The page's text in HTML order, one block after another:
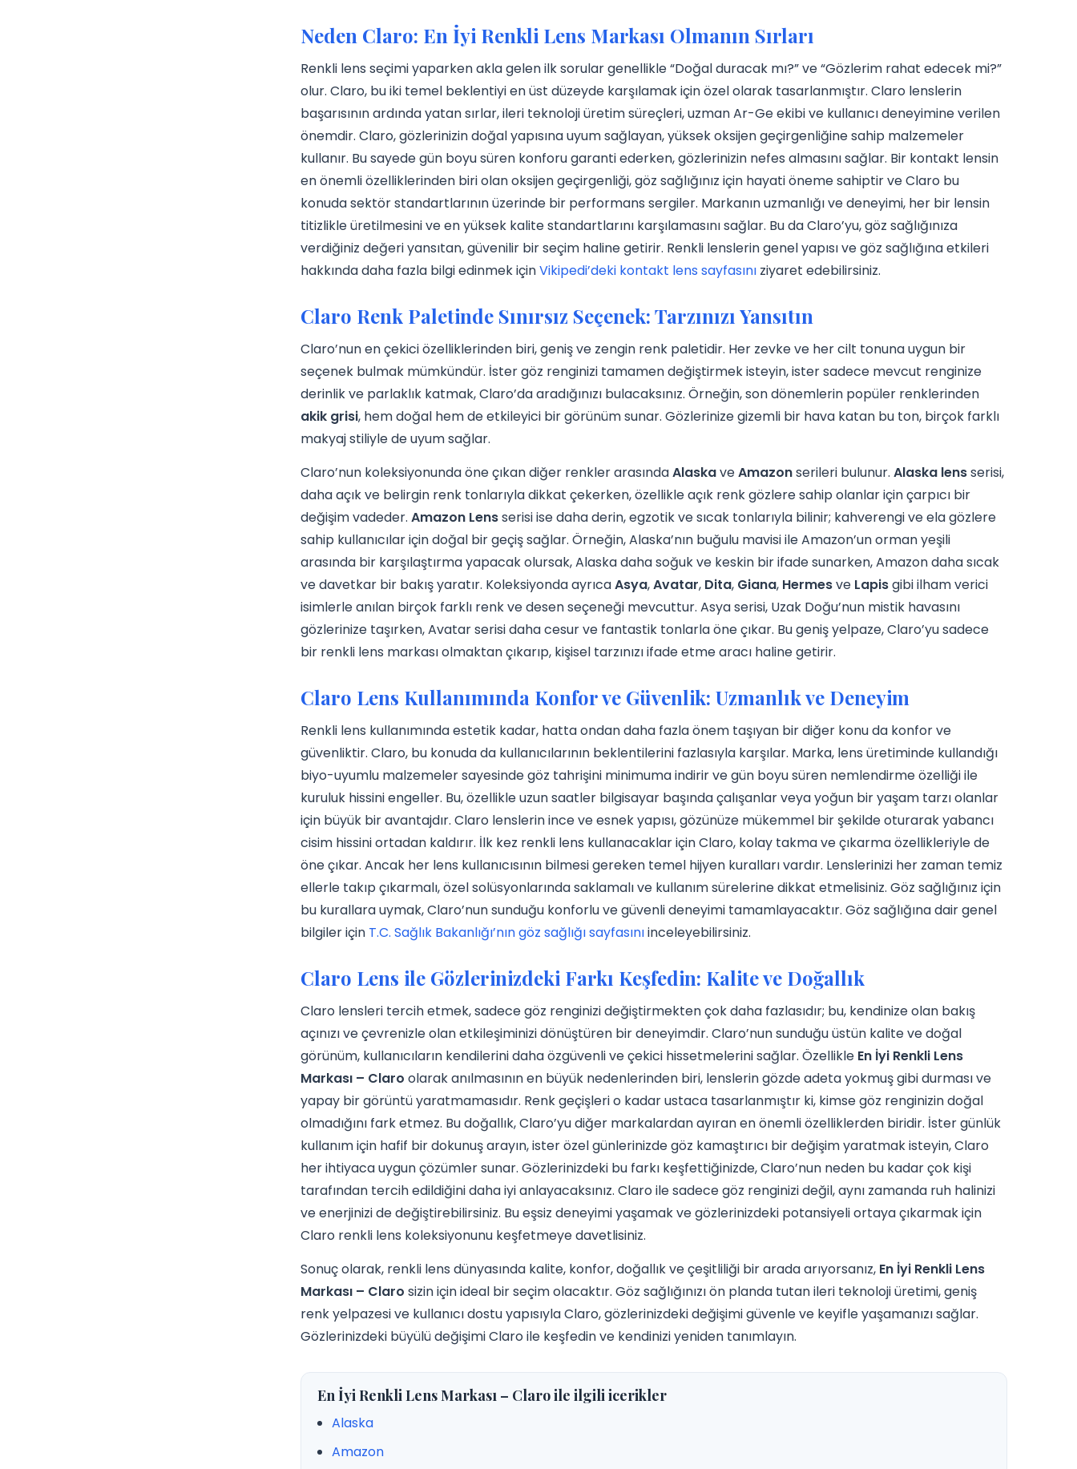
Neden Claro: En İyi Renkli Lens Markası Olmanın Sırları
Renkli lens seçimi yaparken akla gelen ilk sorular genellikle “Doğal duracak mı?” ve “Gözlerim rahat edecek mi?”
olur. Claro, bu iki temel beklentiyi en üst düzeyde karşılamak için özel olarak tasarlanmıştır. Claro lenslerin
başarısının ardında yatan sırlar, ileri teknoloji üretim süreçleri, uzman Ar-Ge ekibi ve kullanıcı deneyimine verilen
önemdir. Claro, gözlerinizin doğal yapısına uyum sağlayan, yüksek oksijen geçirgenliğine sahip malzemeler
kullanır. Bu sayede gün boyu süren konforu garanti ederken, gözlerinizin nefes almasını sağlar. Bir kontakt lensin
en önemli özelliklerinden biri olan oksijen geçirgenliği, göz sağlığınız için hayati öneme sahiptir ve Claro bu
konuda sektör standartlarının üzerinde bir performans sergiler. Markanın uzmanlığı ve deneyimi, her bir lensin
titizlikle üretilmesini ve en yüksek kalite standartlarını karşılamasını sağlar. Bu da Claro’yu, göz sağlığınıza
verdiğiniz değeri yansıtan, güvenilir bir seçim haline getirir. Renkli lenslerin genel yapısı ve göz sağlığına etkileri
hakkında daha fazla bilgi edinmek içinVikipedi’deki kontakt lens sayfasını ziyaret edebilirsiniz.
Claro Renk Paletinde Sınırsız Seçenek: Tarzınızı Yansıtın
Claro’nun en çekici özelliklerinden biri, geniş ve zengin renk paletidir. Her zevke ve her cilt tonuna uygun bir
seçenek bulmak mümkündür. İster göz renginizi tamamen değiştirmek isteyin, ister sadece mevcut renginize
derinlik ve parlaklık katmak, Claro’da aradığınızı bulacaksınız. Örneğin, son dönemlerin popüler renklerinden
akik grisi, hem doğal hem de etkileyici bir görünüm sunar. Gözlerinize gizemli bir hava katan bu ton, birçok farklı
makyaj stiliyle de uyum sağlar.
Claro’nun koleksiyonunda öne çıkan diğer renkler arasındaAlaskaveAmazonserileri bulunur. Alaska lensserisi,
daha açık ve belirgin renk tonlarıyla dikkat çekerken, özellikle açık renk gözlere sahip olanlar için çarpıcı bir
değişim vadeder. Amazon Lensserisi ise daha derin, egzotik ve sıcak tonlarıyla bilinir; kahverengi ve ela gözlere
sahip kullanıcılar için doğal bir geçiş sağlar. Örneğin, Alaska’nın buğulu mavisi ile Amazon’un orman yeşili
arasında bir karşılaştırma yapacak olursak, Alaska daha soğuk ve keskin bir ifade sunarken, Amazon daha sıcak
ve davetkar bir bakış yaratır. Koleksiyonda ayrıcaAsya,Avatar, Dita, Giana, Hermesve Lapisgibi ilham verici
isimlerle anılan birçok farklı renk ve desen seçeneği mevcuttur. Asya serisi, Uzak Doğu’nun mistik havasını
gözlerinize taşırken, Avatar serisi daha cesur ve fantastik tonlarla öne çıkar. Bu geniş yelpaze, Claro’yu sadece
bir renkli lens markası olmaktan çıkarıp, kişisel tarzınızı ifade etme aracı haline getirir.
Claro Lens Kullanımında Konfor ve Güvenlik: Uzmanlık ve Deneyim
Renkli lens kullanımında estetik kadar, hatta ondan daha fazla önem taşıyan bir diğer konu da konfor ve
güvenliktir. Claro, bu konuda da kullanıcılarının beklentilerini fazlasıyla karşılar. Marka, lens üretiminde kullandığı
biyo-uyumlu malzemeler sayesinde göz tahrişini minimuma indirir ve gün boyu süren nemlendirme özelliği ile
kuruluk hissini engeller. Bu, özellikle uzun saatler bilgisayar başında çalışanlar veya yoğun bir yaşam tarzı olanlar
için büyük bir avantajdır. Claro lenslerin ince ve esnek yapısı, gözünüze mükemmel bir şekilde oturarak yabancı
cisim hissini ortadan kaldırır. İlk kez renkli lens kullanacaklar için Claro, kolay takma ve çıkarma özellikleriyle de
öne çıkar. Ancak her lens kullanıcısının bilmesi gereken temel hijyen kuralları vardır. Lenslerinizi her zaman temiz
ellerle takıp çıkarmalı, özel solüsyonlarında saklamalı ve kullanım sürelerine dikkat etmelisiniz. Göz sağlığınız için
bu kurallara uymak, Claro’nun sunduğu konforlu ve güvenli deneyimi tamamlayacaktır. Göz sağlığına dair genel
bilgiler için T.C. Sağlık Bakanlığı’nın göz sağlığı sayfasınıinceleyebilirsiniz.
Claro Lens ile Gözlerinizdeki Farkı Keşfedin: Kalite ve Doğallık
Claro lensleri tercih etmek, sadece göz renginizi değiştirmekten çok daha fazlasıdır; bu, kendinize olan bakış
açınızı ve çevrenizle olan etkileşiminizi dönüştüren bir deneyimdir. Claro’nun sunduğu üstün kalite ve doğal
görünüm, kullanıcıların kendilerini daha özgüvenli ve çekici hissetmelerini sağlar. Özellikle En İyi Renkli Lens
Markası – Claro olarak anılmasının en büyük nedenlerinden biri, lenslerin gözde adeta yokmuş gibi durması ve
yapay bir görüntü yaratmamasıdır. Renk geçişleri o kadar ustaca tasarlanmıştır ki, kimse göz renginizin doğal
olmadığını fark etmez. Bu doğallık, Claro’yu diğer markalardan ayıran en önemli özelliklerden biridir. İster günlük
kullanım için hafif bir dokunuş arayın, ister özel günlerinizde göz kamaştırıcı bir değişim yaratmak isteyin, Claro
her ihtiyaca uygun çözümler sunar. Gözlerinizdeki bu farkı keşfettiğinizde, Claro’nun neden bu kadar çok kişi
tarafından tercih edildiğini daha iyi anlayacaksınız. Claro ile sadece göz renginizi değil, aynı zamanda ruh halinizi
ve enerjinizi de değiştirebilirsiniz. Bu eşsiz deneyimi yaşamak ve gözlerinizdeki potansiyeli ortaya çıkarmak için
Claro renkli lens koleksiyonunu keşfetmeye davetlisiniz.
Sonuç olarak, renkli lens dünyasında kalite, konfor, doğallık ve çeşitliliği bir arada arıyorsanız, En İyi Renkli Lens
Markası – Claro sizin için ideal bir seçim olacaktır. Göz sağlığınızı ön planda tutan ileri teknoloji üretimi, geniş
renk yelpazesi ve kullanıcı dostu yapısıyla Claro, gözlerinizdeki değişimi güvenle ve keyifle yaşamanızı sağlar.
Gözlerinizdeki büyülü değişimi Claro ile keşfedin ve kendinizi yeniden tanımlayın.
En İyi Renkli Lens Markası – Claro ile ilgili icerikler
Alaska
Amazon